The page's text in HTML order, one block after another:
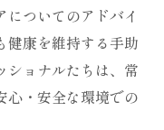
ついてのアドバイ
健康を維持する手助
ショナルたちは、常
心・安全な環境での